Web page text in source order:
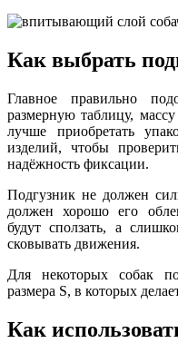
Как выбрать
Главное правильно
размерную таблицу,
лучше приобретать
изделий, чтобы
надёжность фиксации.
Подгузник не должен
должен хорошо его
будут сползать, а
сковывать движения.
Для некоторых собак
размера S, в которых
Как